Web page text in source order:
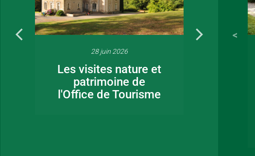
28 juin 2026
Les visites nature et
patrimoine de
l'Office de Tourisme